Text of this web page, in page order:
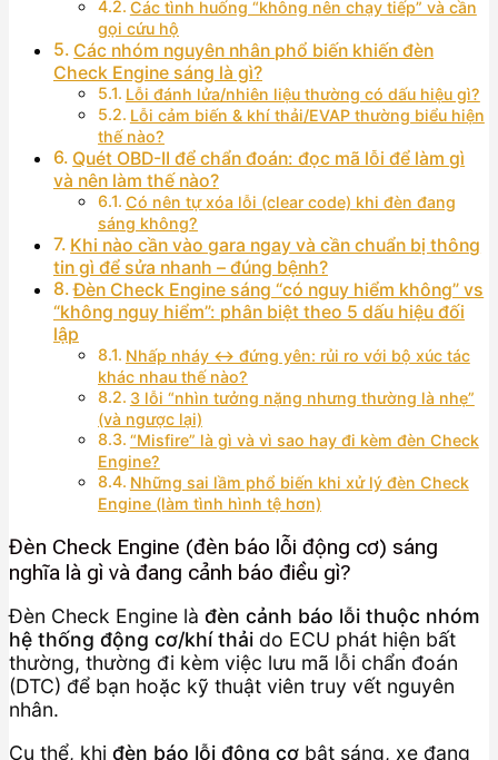
Các tình huống “không nên chạy tiếp” và cần
gọi cứu hộ
Các nhóm nguyên nhân phổ biến khiến đèn
Check Engine sáng là gì?
Lỗi đánh lửa/nhiên liệu thường có dấu hiệu gì?
Lỗi cảm biến & khí thải/EVAP thường biểu hiện
thế nào?
Quét OBD-II để chẩn đoán: đọc mã lỗi để làm gì
và nên làm thế nào?
Có nên tự xóa lỗi (clear code) khi đèn đang
sáng không?
Khi nào cần vào gara ngay và cần chuẩn bị thông
tin gì để sửa nhanh – đúng bệnh?
Đèn Check Engine sáng “có nguy hiểm không” vs
“không nguy hiểm”: phân biệt theo 5 dấu hiệu đối
lập
Nhấp nháy ↔ đứng yên: rủi ro với bộ xúc tác
khác nhau thế nào?
3 lỗi “nhìn tưởng nặng nhưng thường là nhẹ”
(và ngược lại)
“Misfire” là gì và vì sao hay đi kèm đèn Check
Engine?
Những sai lầm phổ biến khi xử lý đèn Check
Engine (làm tình hình tệ hơn)
Đèn Check Engine (đèn báo lỗi động cơ) sáng
nghĩa là gì và đang cảnh báo điều gì?
Đèn Check Engine là đèn cảnh báo lỗi thuộc nhóm
hệ thống động cơ/khí thải do ECU phát hiện bất
thường, thường đi kèm việc lưu mã lỗi chẩn đoán
(DTC) để bạn hoặc kỹ thuật viên truy vết nguyên
nhân.
Cụ thể, khi đèn báo lỗi động cơ bật sáng, xe đang